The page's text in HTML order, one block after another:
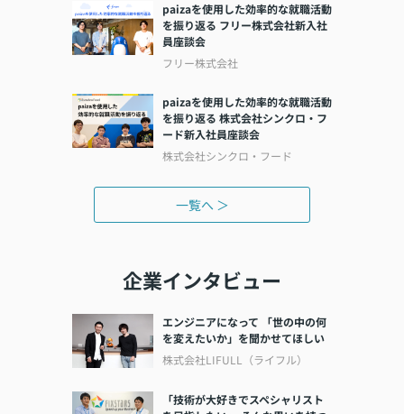
paizaを使用した効率的な就職活動
を振り返る フリー株式会社新入社
員座談会
フリー株式会社
paizaを使用した効率的な就職活動
を振り返る 株式会社シンクロ・フ
ード新入社員座談会
株式会社シンクロ・フード
一覧へ ＞
企業インタビュー
エンジニアになって 「世の中の何
を変えたいか」を聞かせてほしい
株式会社LIFULL（ライフル）
「技術が大好きでスペシャリスト